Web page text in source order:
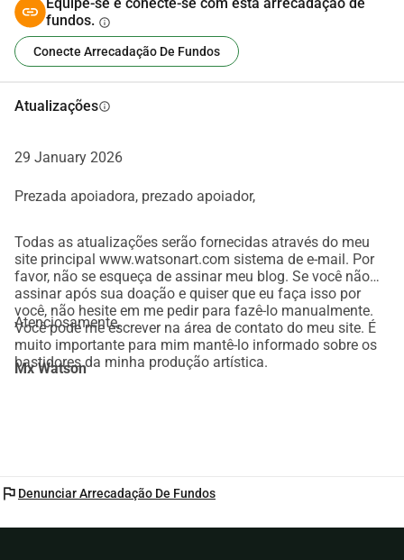
fizer sentido para você.
O valor das contribuições varia, e cada apoio vem
acompanhado de um reconhecimento correspondente. Eu
apoiar receba um merchandise artístico cuidadosamente
O acesso ao blog permanecerá inicialmente gratuito. Eu
sejam excluídas do processo. Então, não se esqueça de
Nos vemos lá
Mx Watson
fundos. info
Conecte Arrecadação De Fundos
Atualizaçõesinfo
29 January 2026
Prezada apoiadora, prezado apoiador,
Todas as atualizações serão fornecidas através do meu
site principal www.watsonart.com sistema de e-mail. Por
favor, não se esqueça de assinar meu blog. Se você não
assinar após sua doação e quiser que eu faça isso por
você, não hesite em me pedir para fazê-lo manualmente.
Você pode me escrever na área de contato do meu site. É
muito importante para mim mantê-lo informado sobre os
bastidores da minha produção artística.
Atenciosamente,
Mx Watson
flag Denunciar Arrecadação De Fundos